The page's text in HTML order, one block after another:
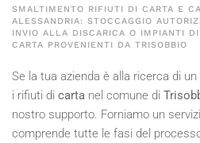
SMALTIMENTO RIFIUTI DI CARTA E
ALESSANDRIA: STOCCAGGIO
INVIO ALLA DISCARICA O IMPIANTI
CARTA PROVENIENTI DA TRISOBBIO
Se la tua azienda è alla ricerca di
i rifiuti di carta nel comune di
nostro supporto. Forniamo un
comprende tutte le fasi del